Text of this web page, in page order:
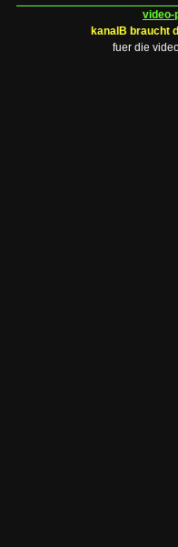
video-
kanalB braucht
fuer die